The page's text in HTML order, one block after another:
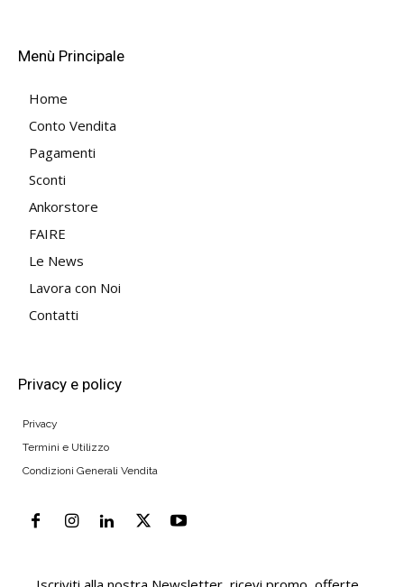
Menù Principale
Home
Conto Vendita
Pagamenti
Sconti
Ankorstore
FAIRE
Le News
Lavora con Noi
Contatti
Privacy e policy
Privacy
Termini e Utilizzo
Condizioni Generali Vendita